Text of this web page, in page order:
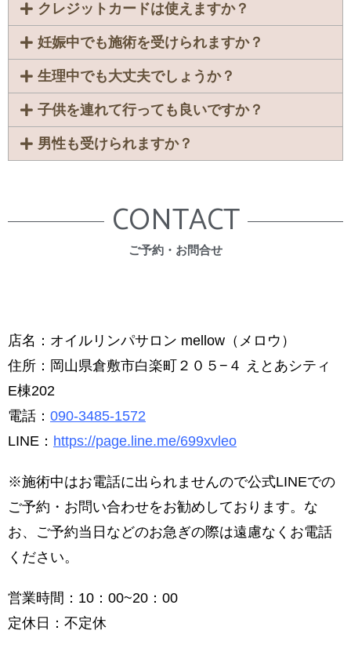
クレジットカードは使えますか？
妊娠中でも施術を受けられますか？
生理中でも大丈夫でしょうか？
子供を連れて行っても良いですか？
男性も受けられますか？
CONTACT
​ご予約・お問合せ
店名：オイルリンパサロン mellow（メロウ）
住所：岡山県倉敷市白楽町２０５−４ えとあシティ
E棟202
電話： 090-3485-1572
LINE： https://page.line.me/699xvleo
※施術中はお電話に出られませんので公式LINEでの
ご予約・お問い合わせをお勧めしております。な
お、ご予約当日などのお急ぎの際は遠慮なくお電話
ください。
営業時間：10：00~20：00
定休日：不定休